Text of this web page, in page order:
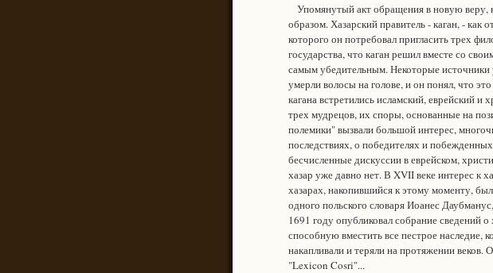
Упомянутый акт обращения в новую веру,
образом. Хазарский правитель - каган, -
которого он потребовал пригласить трех
государства, что каган решил вместе со
самым убедительным. Некоторые источники
умерли волосы на голове, и он понял, что
кагана встретились исламский, еврейский
трех мудрецов, их споры, основанные на
полемики" вызвали большой интерес,
последствиях, о победителях и
бесчисленные дискуссии в еврейском,
хазар уже давно нет. В XVII веке интерес к
хазарах, накопившийся к этому моменту,
одного польского словаря Иоанес
1691 году опубликовал собрание сведений
способную вместить все пестрое наследие,
накапливали и теряли на протяжении веков.
"Lexicon Cosri"...